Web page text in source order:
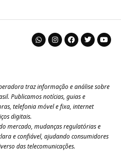
traz informação e análise sobre
Publicamos notícias, guias e
telefonia móvel e fixa, internet
digitais.
mercado, mudanças regulatórias e
e confiável, ajudando consumidores
das telecomunicações.